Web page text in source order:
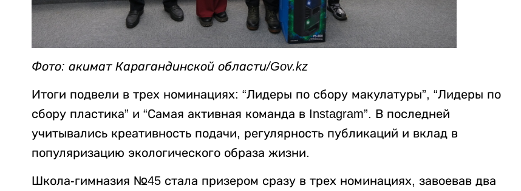
Фото: акимат Карагандинской области/Gov.kz
Итоги подвели в трех номинациях: “Лидеры по сбору макулатуры”, “Лидеры по
сбору пластика” и “Самая активная команда в Instagram”. В последней
учитывались креативность подачи, регулярность публикаций и вклад в
популяризацию экологического образа жизни.
Школа-гимназия №45 стала призером сразу в трех номинациях, завоевав два